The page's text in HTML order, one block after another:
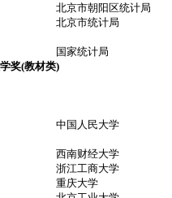
北京市朝阳区统计局
北京市统计局
国家统计局
奖(教材类)
中国人民大学
西南财经大学
浙江工商大学
重庆大学